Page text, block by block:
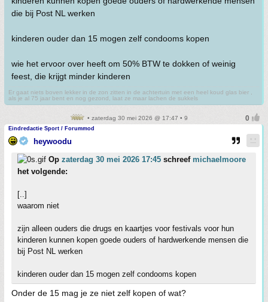
die bij Post NL werken
kinderen ouder dan 15 mogen zelf condooms kopen
wie het ervoor over heeft om 50% BTW te dokken of weinig
feest, die krijgt minder kinderen
Er gaat niets boven lekker in de zon zitten in de achtertuin met een heel koud glas bier ,
als je al 75 jaar bent en nog gezond, laat ze maar lachen de sukkels
• zaterdag 30 mei 2026 @ 17:47 • 9
Eindredactie Sport / Forummod
heywoodu
Op zaterdag 30 mei 2026 17:45 schreef michaelmoore
het volgende:
[..]
waarom niet
zijn alleen ouders die drugs en kaartjes voor festivals voor hun
kinderen kunnen kopen goede ouders of hardwerkende mensen die
bij Post NL werken
kinderen ouder dan 15 mogen zelf condooms kopen
Onder de 15 mag je ze niet zelf kopen of wat?